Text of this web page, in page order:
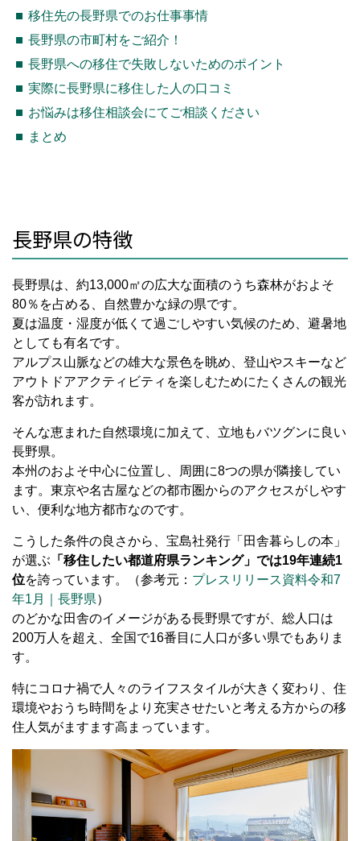
移住先の長野県でのお仕事事情
長野県の市町村をご紹介！
長野県への移住で失敗しないためのポイント
実際に長野県に移住した人の口コミ
お悩みは移住相談会にてご相談ください
まとめ
長野県の特徴
長野県は、約13,000㎡の広大な面積のうち森林がおよそ
80％を占める、自然豊かな緑の県です。
夏は温度・湿度が低くて過ごしやすい気候のため、避暑地
としても有名です。
アルプス山脈などの雄大な景色を眺め、登山やスキーなど
アウトドアアクティビティを楽しむためにたくさんの観光
客が訪れます。
そんな恵まれた自然環境に加えて、立地もバツグンに良い
長野県。
本州のおよそ中心に位置し、周囲に8つの県が隣接してい
ます。東京や名古屋などの都市圏からのアクセスがしやす
い、便利な地方都市なのです。
こうした条件の良さから、宝島社発行「田舎暮らしの本」
が選ぶ 「移住したい都道府県ランキング」では19年連続1
位を誇っています。（参考元： プレスリリース資料令和7
年1月｜長野県）
のどかな田舎のイメージがある長野県ですが、総人口は
200万人を超え、全国で16番目に人口が多い県でもありま
す。
特にコロナ禍で人々のライフスタイルが大きく変わり、住
環境やおうち時間をより充実させたいと考える方からの移
住人気がますます高まっています。